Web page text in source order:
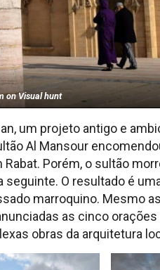
on Visual hunt
um projeto antigo e
Al Mansour
Porém, o sultão
O resultado é
marroquino. Mesmo
as cinco
obras da arquitetura